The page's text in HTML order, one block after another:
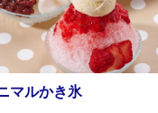
マルかき氷